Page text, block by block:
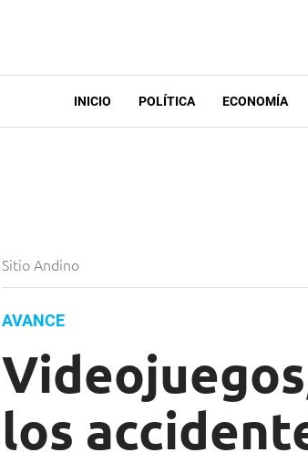
INICIO POLÍTICA ECONOMÍA
Sitio Andino
AVANCE
los